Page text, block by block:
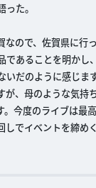
た。
ので、佐賀県に
あることを明か
だのように感じ
、母のような気
今度のライブは
でイベントを締めく